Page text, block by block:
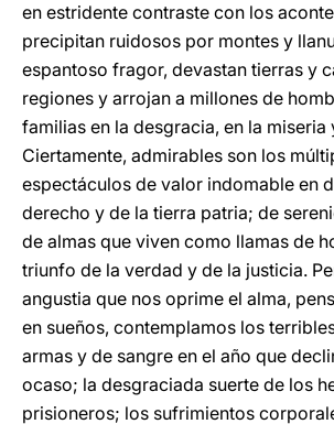
en estridente contraste con los
precipitan ruidosos por montes y
espantoso fragor, devastan tierras y
regiones y arrojan a millones de
familias en la desgracia, en la miseria
Ciertamente, admirables son los
espectáculos de valor indomable en
derecho y de la tierra patria; de
de almas que viven como llamas de
triunfo de la verdad y de la justicia.
angustia que nos oprime el alma,
en sueños, contemplamos los
armas y de sangre en el año que
ocaso; la desgraciada suerte de los
prisioneros; los sufrimientos